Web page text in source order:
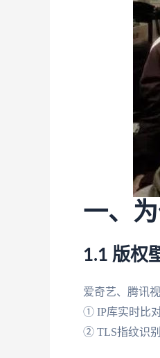
一、
1.1 版权
爱奇艺、腾讯
① IP库实时比对
② TLS指纹识